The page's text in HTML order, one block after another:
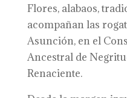
Flores, alabaos,
acompañan las
Asunción, en el
Ancestral de
Renaciente.